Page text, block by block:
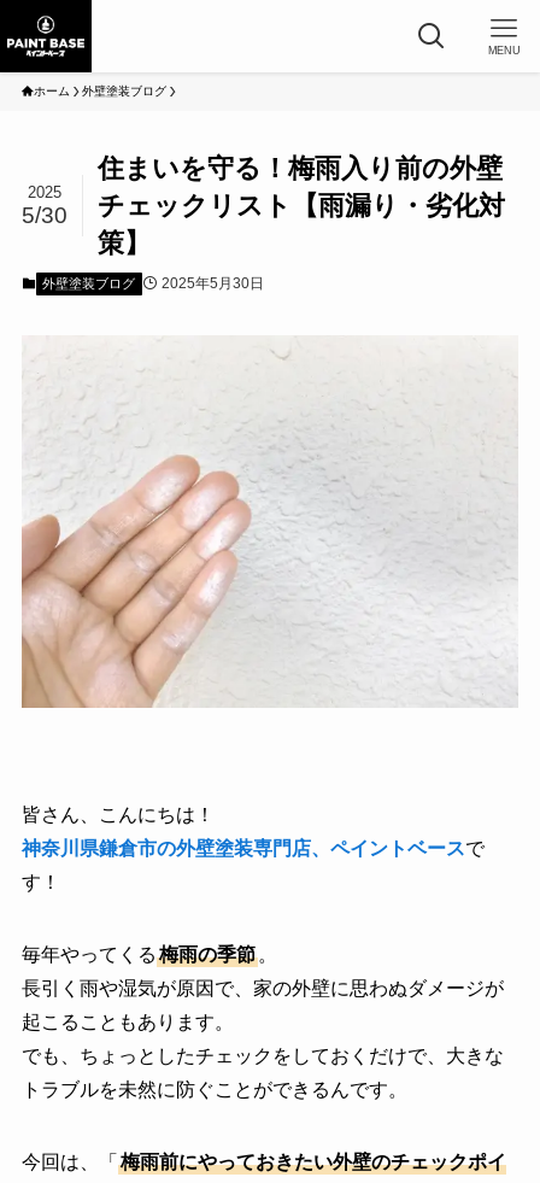
MENU
ホーム 外壁塗装ブログ
住まいを守る！梅雨入り前の外壁
チェックリスト【雨漏り・劣化対
策】
2025
5/30
外壁塗装ブログ 2025年5月30日
皆さん、こんにちは！
神奈川県鎌倉市の外壁塗装専門店、ペイントベースで
す！
毎年やってくる 梅雨の季節。
長引く雨や湿気が原因で、家の外壁に思わぬダメージが
起こることもあります。
でも、ちょっとしたチェックをしておくだけで、大きな
トラブルを未然に防ぐことができるんです。
今回は、「 梅雨前にやっておきたい外壁のチェックポイ